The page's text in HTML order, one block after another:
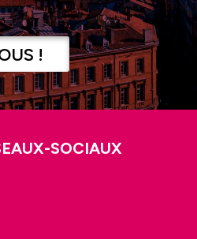
!
SOCIAUX